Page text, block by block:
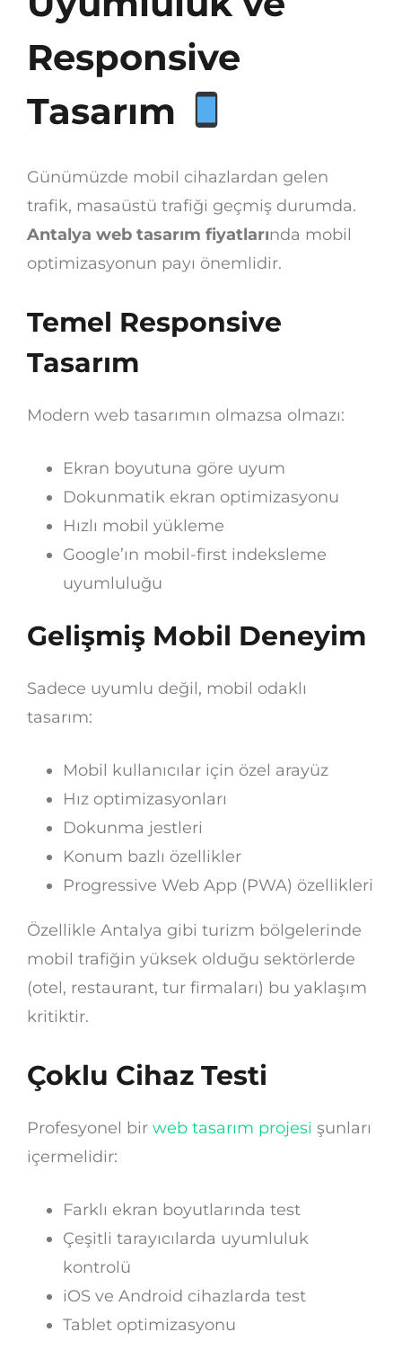
Responsive
Tasarım
Günümüzde mobil cihazlardan gelen
trafik, masaüstü trafiği geçmiş durumda.
Antalya web tasarım fiyatlarında mobil
optimizasyonun payı önemlidir.
Temel Responsive
Tasarım
Modern web tasarımın olmazsa olmazı:
Ekran boyutuna göre uyum
Dokunmatik ekran optimizasyonu
Hızlı mobil yükleme
Google’ın mobil-first indeksleme
uyumluluğu
Gelişmiş Mobil Deneyim
Sadece uyumlu değil, mobil odaklı
tasarım:
Mobil kullanıcılar için özel arayüz
Hız optimizasyonları
Dokunma jestleri
Konum bazlı özellikler
Progressive Web App (PWA) özellikleri
Özellikle Antalya gibi turizm bölgelerinde
mobil trafiğin yüksek olduğu sektörlerde
(otel, restaurant, tur firmaları) bu yaklaşım
kritiktir.
Çoklu Cihaz Testi
Profesyonel bir web tasarım projesi şunları
içermelidir:
Farklı ekran boyutlarında test
Çeşitli tarayıcılarda uyumluluk
kontrolü
iOS ve Android cihazlarda test
Tablet optimizasyonu